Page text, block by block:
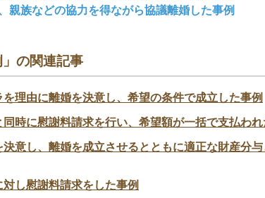
親族などの協力を得ながら協議離婚した事例
」の関連記事
理由に離婚を決意し、希望の条件で成立した事例
時に慰謝料請求を行い、希望額が一括で支払われ
意し、離婚を成立させるとともに適正な財産分
し慰謝料請求をした事例